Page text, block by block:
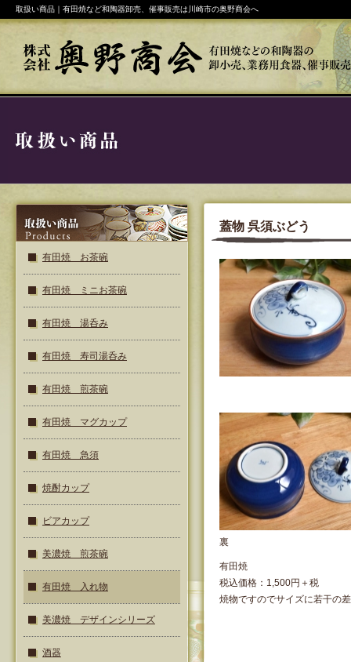
取扱い商品｜有田焼など和陶器卸売、催事販売は川崎市の奥野商会へ
蓋物 呉須ぶどう
裏
有田焼
税込価格：1,500円＋税
焼物ですのでサイズに若干の
有田焼 お茶碗
有田焼 ミニお茶碗
有田焼 湯呑み
有田焼 寿司湯呑み
有田焼 煎茶碗
有田焼 マグカップ
有田焼 急須
焼酎カップ
ビアカップ
美濃焼 煎茶碗
有田焼 入れ物
美濃焼 デザインシリーズ
酒器